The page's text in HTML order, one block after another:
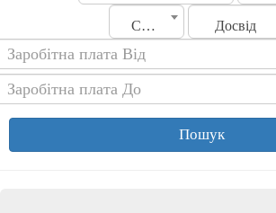
Стать Досвід
Пошук